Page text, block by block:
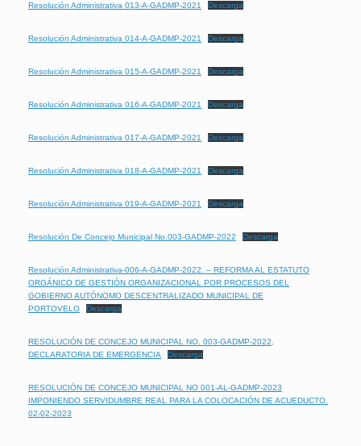
Resolución Administrativa 013-A-GADMP-2021 Descarga
Resolución Administrativa 014-A-GADMP-2021 Descarga
Resolución Administrativa 015-A-GADMP-2021 Descarga
Resolución Administrativa 016-A-GADMP-2021 Descarga
Resolución Administrativa 017-A-GADMP-2021 Descarga
Resolución Administrativa 018-A-GADMP-2021 Descarga
Resolución Administrativa 019-A-GADMP-2021 Descarga
Resolución De Concejo Municipal No.003-GADMP-2022 Descarga
Resolución Administrativa-006-A-GADMP-2022. – REFORMA AL ESTATUTO
ORGÁNICO DE GESTIÓN ORGANIZACIONAL POR PROCESOS DEL
GOBIERNO AUTÓNOMO DESCENTRALIZADO MUNICIPAL DE
PORTOVELO
Descarga
RESOLUCIÓN DE CONCEJO MUNICIPAL NO. 003-GADMP-2022,
DECLARATORIA DE EMERGENCIA
Descarga
RESOLUCIÓN DE CONCEJO MUNICIPAL NO 001-AL-GADMP-2023
IMPONIENDO SERVIDUMBRE REAL PARA LA COLOCACIÓN DE ACUEDUCTO.
02-02-2023